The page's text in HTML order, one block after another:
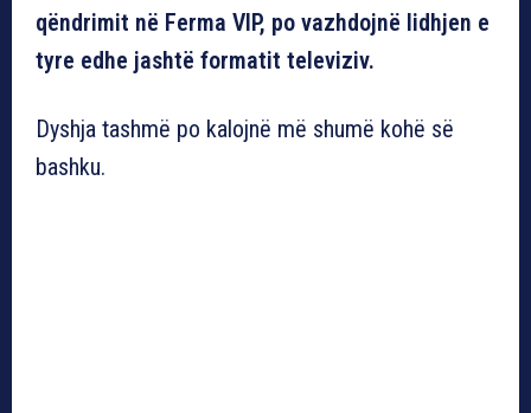
qëndrimit në Ferma VIP, po vazhdojnë lidhjen e
tyre edhe jashtë formatit televiziv.
Dyshja tashmë po kalojnë më shumë kohë së
bashku.